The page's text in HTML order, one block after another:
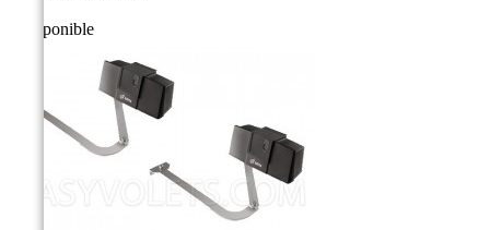
Indisponible